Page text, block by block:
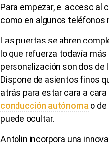
Para empezar, el acceso al
como en algunos teléfonos
Las puertas se abren
lo que refuerza todavía
personalización son dos de
Dispone de asientos finos
atrás para estar cara a
conducción autónoma o
puede ocultar.
Antolin incorpora una